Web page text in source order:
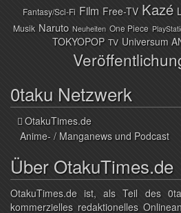
Fantasy/Sci-Fi Film Free-TV Kazé
Musik Naruto Neuheiten One Piece
TOKYOPOP TV Universum
0taku Netzwerk
OtakuTimes.de
Anime- / Manganews und Podcast
Über OtakuTimes.de
OtakuTimes.de ist, als Teil des
kommerzielles redaktionelles